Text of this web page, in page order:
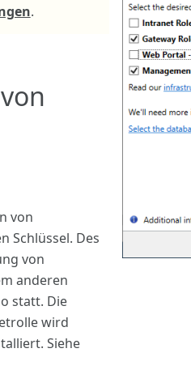
.
von
Schlüssel. Des
von
anderen
statt. Die
wird
Siehe